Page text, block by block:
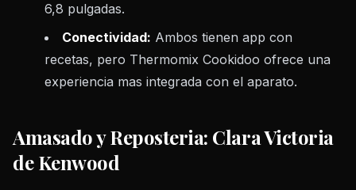
6,8 pulgadas.
Conectividad: Ambos tienen app con
recetas, pero Thermomix Cookidoo ofrece una
experiencia mas integrada con el aparato.
Amasado y Reposteria: Clara Victoria
de Kenwood